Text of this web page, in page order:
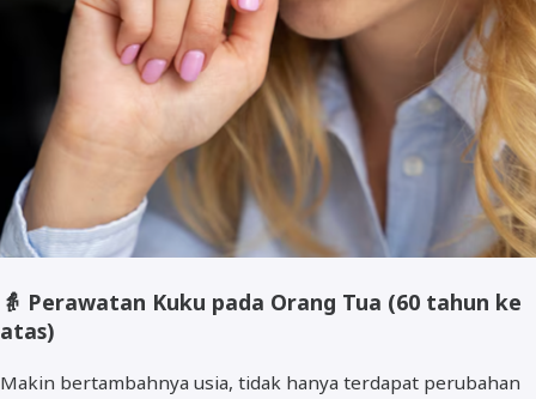
👵 Perawatan Kuku pada Orang Tua (60 tahun ke
atas)
Makin bertambahnya usia, tidak hanya terdapat perubahan